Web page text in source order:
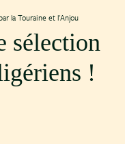
la Touraine et l'Anjou
sélection
!